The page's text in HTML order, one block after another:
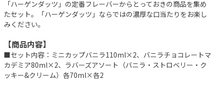
「ハーゲンダッツ」の定番フレーバーからとっておきの商品を集め
たセット。「ハーゲンダッツ」ならではの濃厚な口当たりをお楽し
みください。
【商品内容】
■セット内容：ミニカップバニラ110ml×2、バニラチョコレートマ
カデミア80ml×2、ラバーズアソート（バニラ・ストロベリー・ク
ッキー&クリーム）各70ml×各2